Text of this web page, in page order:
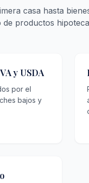
casa hasta
productos
y USDA
por el
bajos y